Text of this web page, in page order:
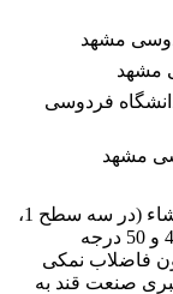
مشهد
مشهد
فردوسی
مشهد
در این پژوهش، تاثیر اختلاف فشار در سطح غشاء (در سه سطح 1،
5/1 و 2 مگا پاسکال) و دما (در سه سطح 30، 40 و 50 درجه
فاضلاب نمکی
صنعت قند به